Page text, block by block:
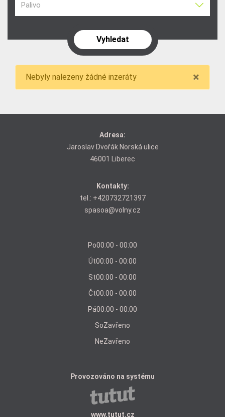
Palivo
Nebyly nalezeny žádné inzeráty ×
Adresa:
Jaroslav Dvořák Norská ulice
46001 Liberec
Kontakty:
tel.: +420732721397
spasoa@volny.cz
Po00:00 - 00:00
Út00:00 - 00:00
St00:00 - 00:00
Čt00:00 - 00:00
Pá00:00 - 00:00
SoZavřeno
NeZavřeno
Provozováno na systému
www.tutut.cz